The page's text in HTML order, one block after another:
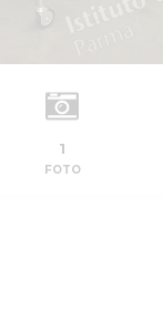
1
FOTO